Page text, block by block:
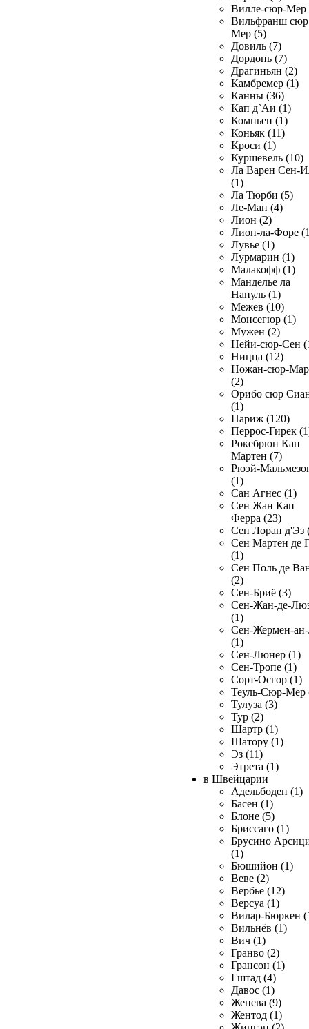
Вилле-сюр-Мер
Вильфранш сюр
Мер (5)
Довиль (7)
Дордонь (7)
Драгиньян (2)
Камбремер (1)
Канны (36)
Кап д`Аи (1)
Компьен (1)
Коньяк (11)
Кроси (1)
Куршевель (10)
Ла Варен Сен-
(1)
Ла Тюрби (5)
Ле-Ман (4)
Лион (2)
Лион-ла-Форе
Лувье (1)
Лурмарин (1)
Малакофф (1)
Манделье ла
Напуль (1)
Межев (10)
Монсегюр (1)
Мужен (2)
Нейи-сюр-Сен
Ницца (12)
Ножан-сюр-
(2)
Орибо сюр
(1)
Париж (120)
Перрос-Гирек
Рокебрюн Кап
Мартен (7)
Рюэй-
(1)
Сан Агнес (1)
Сен Жан Кап
Ферра (23)
Сен Лоран д'Эз
Сен Мартен де
(1)
Сен Поль де
(2)
Сен-Бриё (3)
Сен-Жан-де-
(1)
Сен-Жермен-
(1)
Сен-Люнер (1)
Сен-Тропе (1)
Сорт-Осгор (1)
Теуль-Сюр-Мер
Тулуза (3)
Тур (2)
Шартр (1)
Шатору (1)
Эз (11)
Этрета (1)
в Швейцарии
Адельбоден (1)
Басен (1)
Блоне (5)
Бриссаго (1)
Брусино
(1)
Бюшийон (1)
Веве (2)
Вербье (12)
Версуа (1)
Вилар-Бюркен
Вильнёв (1)
Вич (1)
Гранво (2)
Грансон (1)
Гштад (4)
Давос (1)
Женева (9)
Жентод (1)